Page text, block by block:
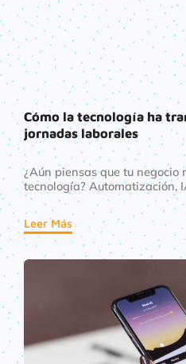
Cómo la tecnología ha
jornadas laborales
¿Aún piensas que tu negocio
tecnología? Automatización,
contamos cómo estas han
jornadas laborales.
Leer Más